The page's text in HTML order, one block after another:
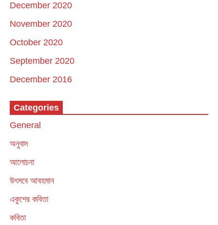
December 2020
November 2020
October 2020
September 2020
December 2016
Categories
General
অনুবাদ
আলোচনা
উৎসবে আবহমান
একুশের কবিতা
কবিতা